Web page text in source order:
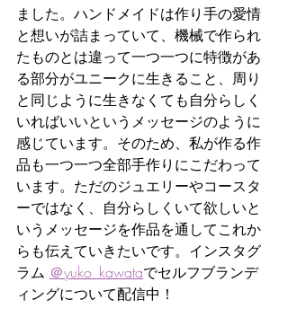
ました。ハンドメイドは作り手の愛情
と想いが詰まっていて、機械で作られ
たものとは違って一つ一つに特徴があ
る部分がユニークに生きること、周り
と同じように生きなくても自分らしく
いればいいというメッセージのように
感じています。そのため、私が作る作
品も一つ一つ全部手作りにこだわって
います。ただのジュエリーやコースタ
ーではなく、自分らしくいて欲しいと
いうメッセージを作品を通してこれか
らも伝えていきたいです。インスタグ
ラム ＠yuko_kawataでセルフブランデ
ィングについて配信中！